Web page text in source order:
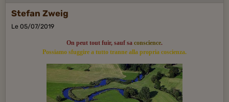
Stefan Zweig
Le 05/07/2019
On peut tout fuir, sauf sa conscience.
Possiamo sfuggire a tutto tranne alla propria coscienza.